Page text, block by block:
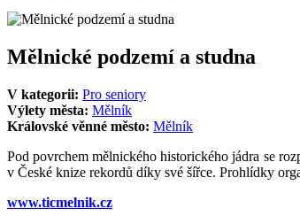
Mělnické podzemí a studna
V kategorii: Pro seniory
Výlety města: Mělník
Královské věnné město: Mělník
Pod povrchem mělnického historického jádra se
v České knize rekordů díky své šířce. Prohlídky
www.ticmelnik.cz